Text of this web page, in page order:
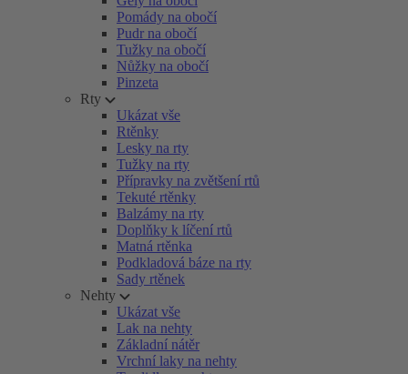
Pomády na obočí
Pudr na obočí
Tužky na obočí
Nůžky na obočí
Pinzeta
Rty
Ukázat vše
Rtěnky
Lesky na rty
Tužky na rty
Přípravky na zvětšení rtů
Tekuté rtěnky
Balzámy na rty
Doplňky k líčení rtů
Matná rtěnka
Podkladová báze na rty
Sady rtěnek
Nehty
Ukázat vše
Lak na nehty
Základní nátěr
Vrchní laky na nehty